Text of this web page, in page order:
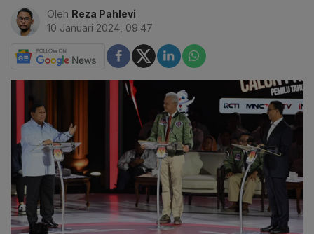
Oleh Reza Pahlevi
10 Januari 2024, 09:47